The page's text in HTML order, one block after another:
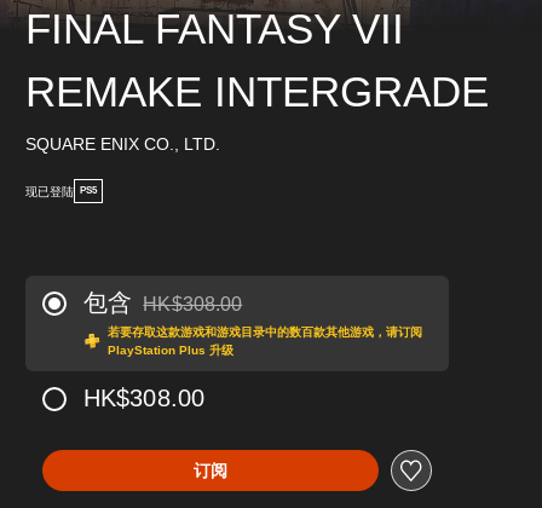
FINAL FANTASY VII
REMAKE INTERGRADE
SQUARE ENIX CO., LTD.
现已登陆 PS5
包含 从原价HK$308.00折扣优惠
HK$308.00
若要存取这款游戏和游戏目录中的数百款其他游戏，请订阅
PlayStation Plus 升级
HK$308.00
订阅